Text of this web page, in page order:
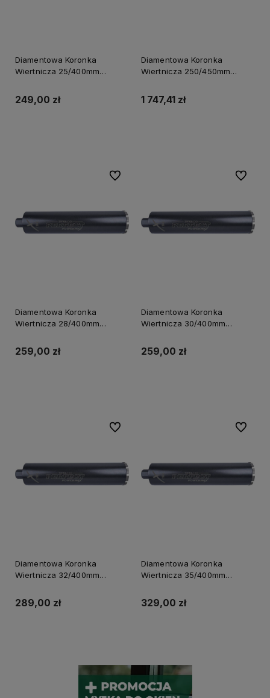
Diamentowa Koronka
Wiertnicza 25/400mm
249,00 zł
Diamentowa Koronka
Wiertnicza 250/450mm
1 747,41 zł
Diamentowa Koronka
Wiertnicza 28/400mm
259,00 zł
Do ulubionych
Diamentowa Koronka
Wiertnicza 30/400mm
259,00 zł
Do
Diamentowa Koronka
Wiertnicza 32/400mm
289,00 zł
Do ulubionych
Diamentowa Koronka
Wiertnicza 35/400mm
329,00 zł
Do